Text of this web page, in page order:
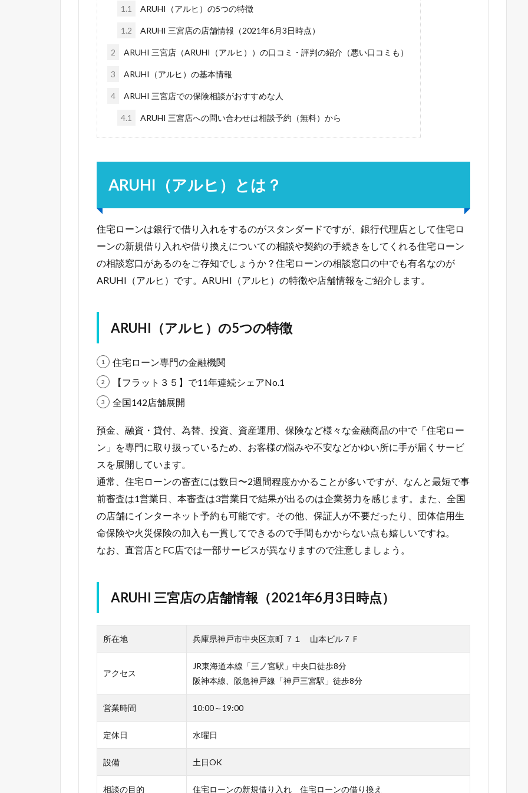
1.1 ARUHI（アルヒ）の5つの特徴
1.2 ARUHI 三宮店の店舗情報（2021年6月3日時点）
2 ARUHI 三宮店（ARUHI（アルヒ））の口コミ・評判の紹介（悪い口コミも）
3 ARUHI（アルヒ）の基本情報
4 ARUHI 三宮店での保険相談がおすすめな人
4.1 ARUHI 三宮店への問い合わせは相談予約（無料）から
ARUHI（アルヒ）とは？
住宅ローンは銀行で借り入れをするのがスタンダードですが、銀行代理店として住宅ロ
ーンの新規借り入れや借り換えについての相談や契約の手続きをしてくれる住宅ローン
の相談窓口があるのをご存知でしょうか？住宅ローンの相談窓口の中でも有名なのが
ARUHI（アルヒ）です。ARUHI（アルヒ）の特徴や店舗情報をご紹介します。
ARUHI（アルヒ）の5つの特徴
住宅ローン専門の金融機関
【フラット３５】で11年連続シェアNo.1
全国142店舗展開
預金、融資・貸付、為替、投資、資産運用、保険など様々な金融商品の中で「住宅ロー
ン」を専門に取り扱っているため、お客様の悩みや不安などかゆい所に手が届くサービ
スを展開しています。
通常、住宅ローンの審査には数日〜2週間程度かかることが多いですが、なんと最短で事
前審査は1営業日、本審査は3営業日で結果が出るのは企業努力を感じます。また、全国
の店舗にインターネット予約も可能です。その他、保証人が不要だったり、団体信用生
命保険や火災保険の加入も一貫してできるので手間もかからない点も嬉しいですね。
なお、直営店とFC店では一部サービスが異なりますので注意しましょう。
ARUHI 三宮店の店舗情報（2021年6月3日時点）
所在地 兵庫県神戸市中央区京町 ７１ 山本ビル７Ｆ
アクセス
JR東海道本線「三ノ宮駅」中央口徒歩8分
阪神本線、阪急神戸線「神戸三宮駅」徒歩8分
営業時間 10:00～19:00
定休日 水曜日
設備 土日OK
相談の目的 住宅ローンの新規借り入れ 住宅ローンの借り換え